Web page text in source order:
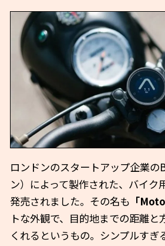
ロンドンのスタートアップ企業
ン）によって製作された、バイク
発売されました。その名も 「Moto
トな外観で、目的地までの距離と
くれるというもの。シンプルすぎ